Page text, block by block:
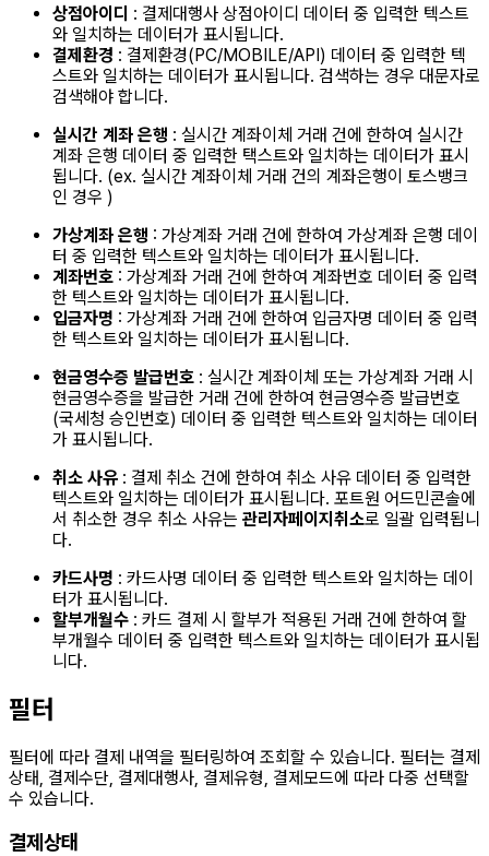
상점아이디 : 결제대행사 상점아이디 데이터 중 입력한 텍스트
와 일치하는 데이터가 표시됩니다.
결제환경 : 결제환경(PC/MOBILE/API) 데이터 중 입력한 텍
스트와 일치하는 데이터가 표시됩니다. 검색하는 경우 대문자로
검색해야 합니다.
실시간 계좌 은행 : 실시간 계좌이체 거래 건에 한하여 실시간
계좌 은행 데이터 중 입력한 택스트와 일치하는 데이터가 표시
됩니다. (ex. 실시간 계좌이체 거래 건의 계좌은행이 토스뱅크
인 경우 )
가상계좌 은행 : 가상계좌 거래 건에 한하여 가상계좌 은행 데이
터 중 입력한 텍스트와 일치하는 데이터가 표시됩니다.
계좌번호 : 가상계좌 거래 건에 한하여 계좌번호 데이터 중 입력
한 텍스트와 일치하는 데이터가 표시됩니다.
입금자명 : 가상계좌 거래 건에 한하여 입금자명 데이터 중 입력
한 텍스트와 일치하는 데이터가 표시됩니다.
현금영수증 발급번호 : 실시간 계좌이체 또는 가상계좌 거래 시
현금영수증을 발급한 거래 건에 한하여 현금영수증 발급번호
(국세청 승인번호) 데이터 중 입력한 텍스트와 일치하는 데이터
가 표시됩니다.
취소 사유 : 결제 취소 건에 한하여 취소 사유 데이터 중 입력한
텍스트와 일치하는 데이터가 표시됩니다. 포트원 어드민콘솔에
서 취소한 경우 취소 사유는 관리자페이지취소로 일괄 입력됩니
다.
카드사명 : 카드사명 데이터 중 입력한 텍스트와 일치하는 데이
터가 표시됩니다.
할부개월수 : 카드 결제 시 할부가 적용된 거래 건에 한하여 할
부개월수 데이터 중 입력한 텍스트와 일치하는 데이터가 표시됩
니다.
필터
필터에 따라 결제 내역을 필터링하여 조회할 수 있습니다. 필터는 결제
상태, 결제수단, 결제대행사, 결제유형, 결제모드에 따라 다중 선택할
수 있습니다.
결제상태